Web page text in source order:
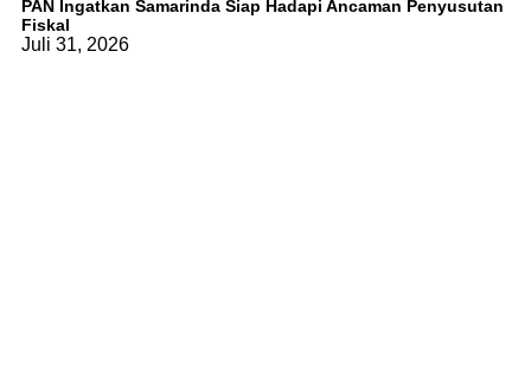
PAN Ingatkan Samarinda Siap Hadapi Ancaman Penyusutan
Fiskal
Juli 31, 2026